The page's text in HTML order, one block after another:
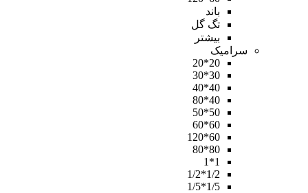
باند
تگ گل
بیشتر
سرامیک
20*20
30*30
40*40
40*80
50*50
60*60
60*120
80*80
1*1
1/2*1/2
1/5*1/5